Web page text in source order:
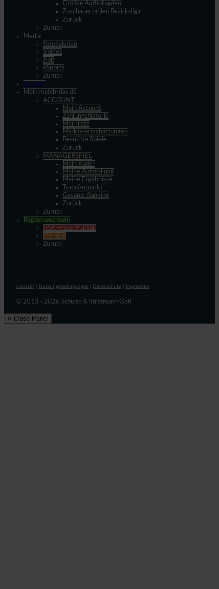
Größte Aufholjagden
Zuschauerzahlen Bezirksliga
Zurück
Zurück
Media
Fotogalerien
Videos
App
eSports
Zurück
Spieltag
Mein match-day.de
ACCOUNT
Mein Account
Zahlungshistorie
Merkliste
Marktwertschätzungen
Besuchte Spiele
Zurück
MANAGERSPIEL
Mein Kader
Meine Aufstellung
Meine Ergebnisse
Transfermarkt
Gesamt-Ranking
Zurück
Zurück
Region wechseln
HSK-Frauenfußball
Menden
Zurück
Kontakt Nutzungsbedingungen Datenschutz Impressum
© 2013 - 2026 Schulte & Stratmann GbR
× Close Panel